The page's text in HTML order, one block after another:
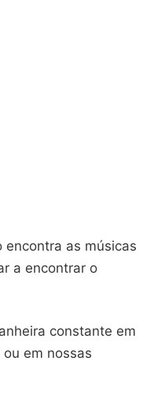
encontra as músicas
a encontrar o
constante em
em nossas